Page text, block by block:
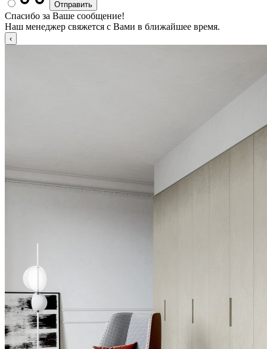
Спасибо за Ваше сообщение!
Наш менеджер свяжется с Вами в ближайшее время.